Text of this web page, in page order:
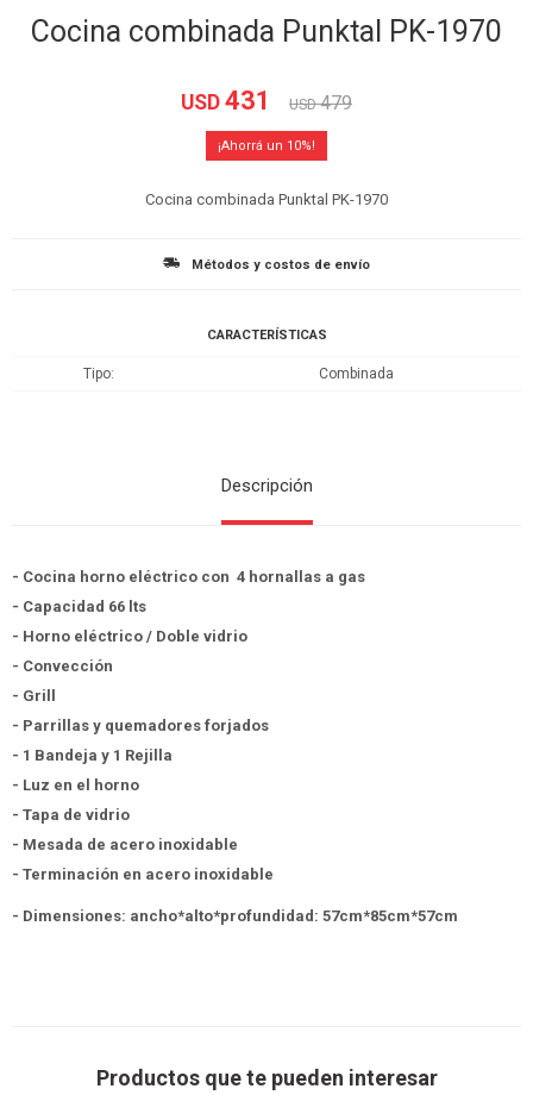
Cocina combinada Punktal PK-1970
USD 431 USD 479
10
Cocina combinada Punktal PK-1970
Métodos y costos de envío
CARACTERÍSTICAS
Tipo Combinada
Descripción
- Cocina horno eléctrico con 4 hornallas a gas
- Capacidad 66 lts
- Horno eléctrico / Doble vidrio
- Convección
- Grill
- Parrillas y quemadores forjados
- 1 Bandeja y 1 Rejilla
- Luz en el horno
- Tapa de vidrio
- Mesada de acero inoxidable
- Terminación en acero inoxidable
- Dimensiones: ancho*alto*profundidad: 57cm*85cm*57cm
Productos que te pueden interesar